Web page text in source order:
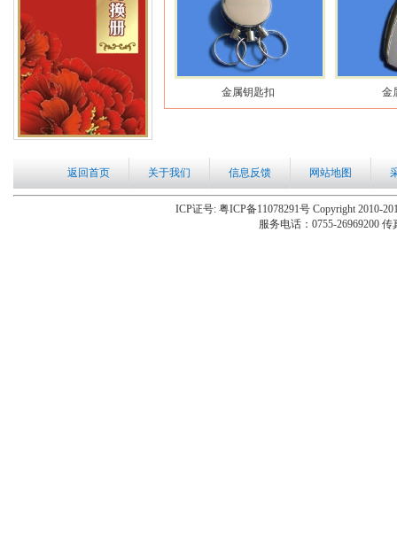
金属钥匙扣 金
返回首页 关于我们 信息反馈 网站地图
ICP证号: 粤ICP备11078291号 Copyright 2010-
服务电话：0755-26969200 传